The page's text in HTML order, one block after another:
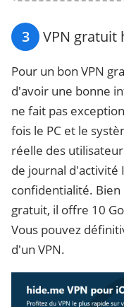
3 VPN gratuit
Pour un bon VPN
d'avoir une bonne
ne fait pas
fois le PC et le
réelle des
de journal
confidentialité.
gratuit, il offre 10
Vous pouvez
d'un VPN.